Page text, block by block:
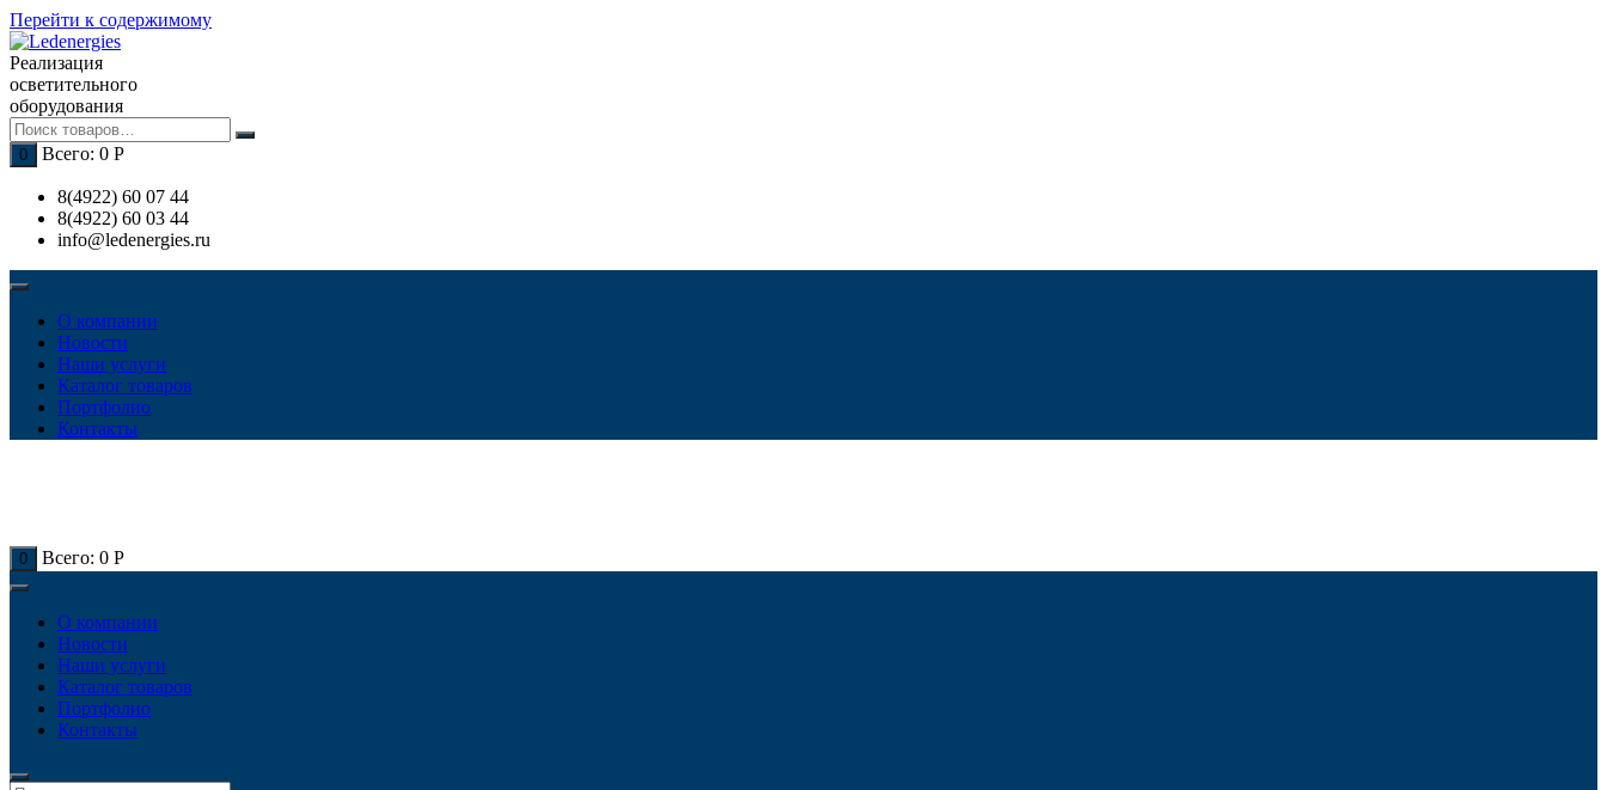
Перейти к содержимому
Реализация
осветительного
оборудования
0 Всего: 0 Р
8(4922) 60 07 44
8(4922) 60 03 44
info@ledenergies.ru
О компании
Новости
Наши услуги
Каталог товаров
Портфолио
Контакты
0 Всего: 0 Р
О компании
Новости
Наши услуги
Каталог товаров
Портфолио
Контакты